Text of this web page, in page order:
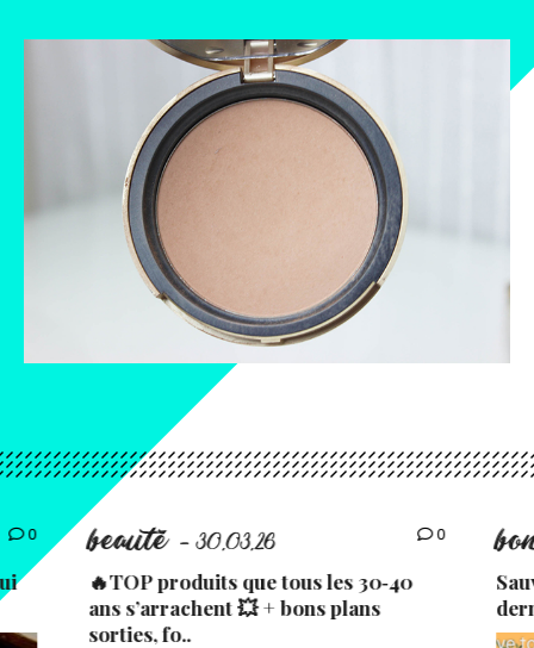
0 beauté - 30.03.26 0
🔥TOP produits que tous les 30‑40
ans s’arrachent 💥 + bons plans
sorties, fo..